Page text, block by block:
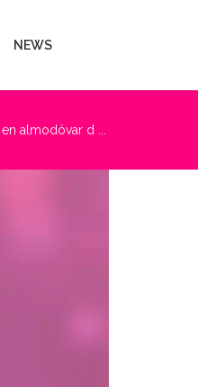
NEWS
almodóvar d ...